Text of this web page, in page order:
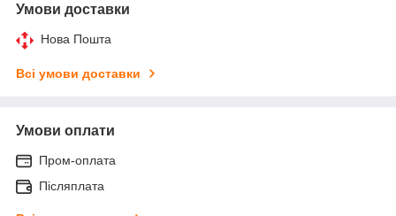
Умови доставки
Нова Пошта
Всі умови доставки
Умови оплати
Пром-оплата
Післяплата